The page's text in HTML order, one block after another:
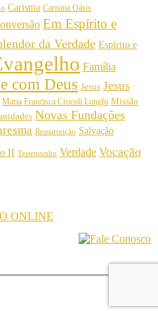
Carisma Carisma Oásis
Em Espírito e
da Verdade Espírito e
Família
com Deus Jesus Jesus
Maria Francisca Crocoli Longhi Missão
Novas Fundações
Ressurreição Salvação
II Testemunho Verdade Vocação
ONLINE